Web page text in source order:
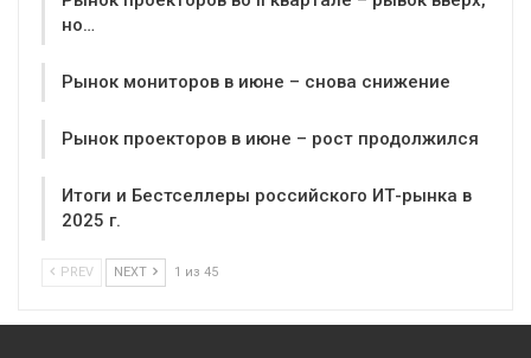
но…
Рынок мониторов в июне – снова снижение
Рынок проекторов в июне – рост продолжился
Итоги и Бестселлеры российского ИТ-рынка в
2025 г.
PREV NEXT 1 из 45